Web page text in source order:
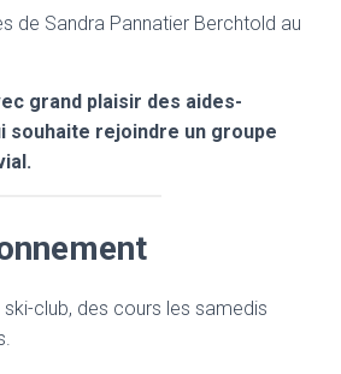
de Sandra Pannatier Berchtold au
grand plaisir des aides-
souhaite rejoindre un groupe
club, des cours les samedis